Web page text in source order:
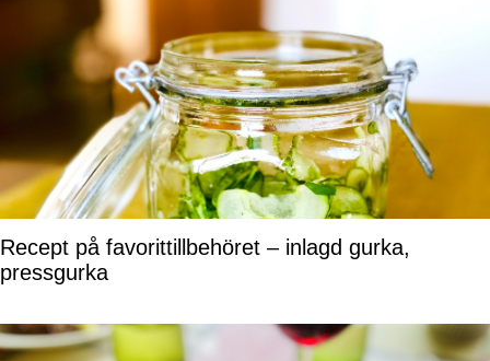
Recept på favorittillbehöret – inlagd gurka,
pressgurka